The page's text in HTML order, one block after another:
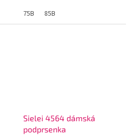
75B
85B
Sielei 4564 dámská
podprsenka